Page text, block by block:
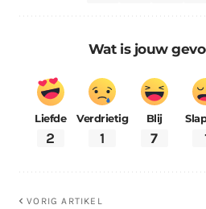
Wat is jouw
Liefde
2
Verdrietig
1
Blij
7
VORIG ARTIKEL